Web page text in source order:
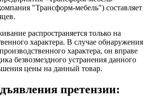
"Трансформ-мебель") составляет
распространяется только на
характера. В случае обнаружения
характера, он вправе
безвозмездного устранения данного
цены на данный товар.
претензии: